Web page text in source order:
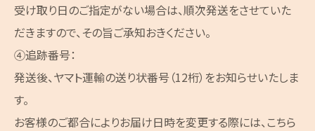
受け取り日のご指定がない場合は、順次発送をさせていた
だきますので、その旨ご承知おきください。
④追跡番号：
発送後、ヤマト運輸の送り状番号（12桁）をお知らせいたしま
す。
お客様のご都合によりお届け日時を変更する際には、こちら